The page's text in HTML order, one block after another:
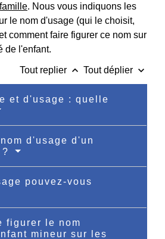
. Nous vous indiquons les
le nom d'usage (qui le choisit,
comment faire figurer ce nom sur
de l'enfant.
Tout replier keyboard_arrow_up Tout déplier keyboard_arrow_down
et d'usage : quelle
d'usage d'un
pouvez-vous
figurer le nom
mineur sur les